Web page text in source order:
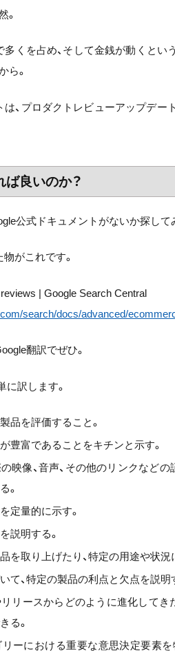
。
多くを占め、そして金銭が動くとい
ら。
は、プロダクトレビューアップデ
ば良いのか？
公式ドキュメントがないか探して
がこれです。
| Google Search Central
search/docs/advanced/
翻訳でぜひ。
に訳します。
品を評価すること。
豊富であることをキチンと示す。
映像、音声、その他のリンクなど
。
定量的に示す。
説明する。
を取り上げたり、特定の用途や状況
て、特定の製品の利点と欠点を説明
リースからどのように進化してき
る。
ーにおける重要な意思決定要素